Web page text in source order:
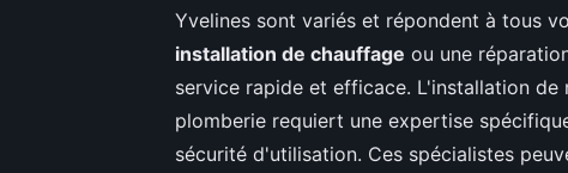
Yvelines sont variés et répondent à tous
installation de chauffage ou une
service rapide et efficace. L'installation
plomberie requiert une expertise
sécurité d'utilisation. Ces spécialistes